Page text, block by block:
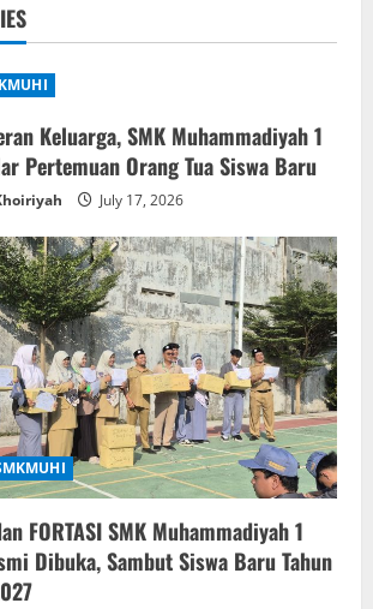
Keluarga, SMK Muhammadiyah 1
Pertemuan Orang Tua Siswa Baru
July 17, 2026
FORTASI SMK Muhammadiyah 1
Dibuka, Sambut Siswa Baru Tahun